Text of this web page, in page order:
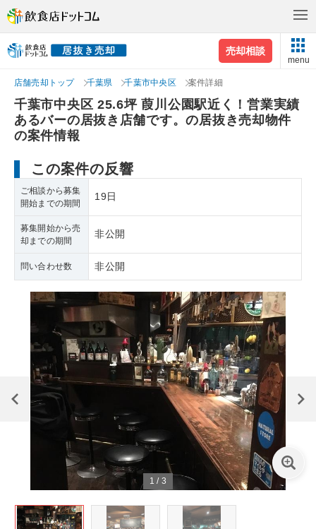
売却相談
menu
店舗売却トップ 千葉県 千葉市中央区 案件詳細
千葉市中央区 25.6坪 葭川公園駅近く！営業実績
あるバーの居抜き店舗です。の居抜き売却物件
の案件情報
この案件の反響
ご相談から募集
開始までの期間
19日
募集開始から売
却までの期間
非公開
問い合わせ数 非公開
1 / 3